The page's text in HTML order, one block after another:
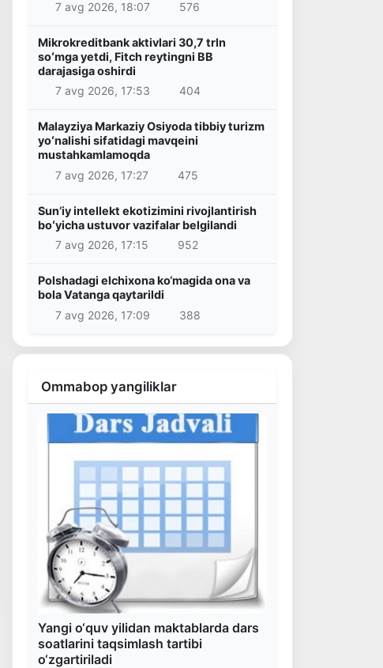
7 avg 2026, 18:07
576
Mikrokreditbank aktivlari 30,7 trln
soʻmga yetdi, Fitch reytingni BB
darajasiga oshirdi
7 avg 2026, 17:53
404
Malayziya Markaziy Osiyoda tibbiy turizm
yoʻnalishi sifatidagi mavqeini
mustahkamlamoqda
7 avg 2026, 17:27
475
Sunʼiy intellekt ekotizimini rivojlantirish
boʻyicha ustuvor vazifalar belgilandi
7 avg 2026, 17:15
952
Polshadagi elchixona ko‘magida ona va
bola Vatanga qaytarildi
7 avg 2026, 17:09
388
Ommabop yangiliklar
Yangi o‘quv yilidan maktablarda dars
soatlarini taqsimlash tartibi
o‘zgartiriladi